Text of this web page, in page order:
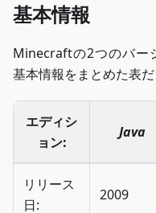
基本情報
Minecraftの2つのバー
基本情報をまとめた表だ
エディシ
ョン:
Java
リリース
日:
2009